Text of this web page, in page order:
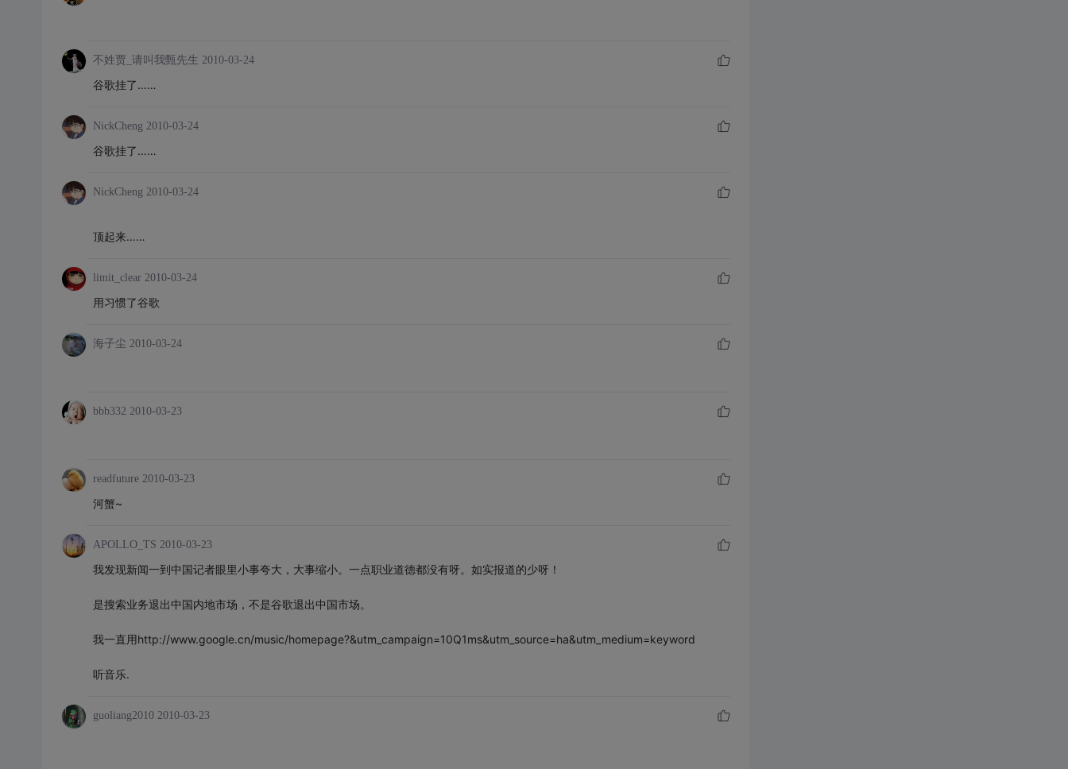
不姓贾_请叫我甄先生 2010-03-24
谷歌挂了……
NickCheng 2010-03-24
谷歌挂了……
NickCheng 2010-03-24
顶起来……
limit_clear 2010-03-24
用习惯了谷歌
海子尘 2010-03-24
bbb332 2010-03-23
readfuture 2010-03-23
河蟹~
APOLLO_TS 2010-03-23
我发现新闻一到中国记者眼里小事夸大，大事缩小。一点职业道德都没有呀。如实报道的少呀！
是搜索业务退出中国内地市场，不是谷歌退出中国市场。
我一直用http://www.google.cn/music/homepage?&utm_campaign=10Q1ms&utm_source=ha&utm_medium=keyword
听音乐.
guoliang2010 2010-03-23